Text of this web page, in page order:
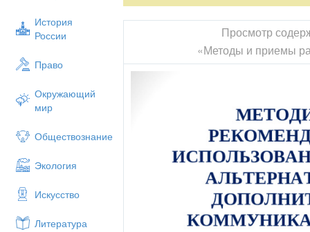
История
России
Право
Окружающий
мир
Обществознание
Экология
Искусство
Литература
Просмотр
«Методы и приемы